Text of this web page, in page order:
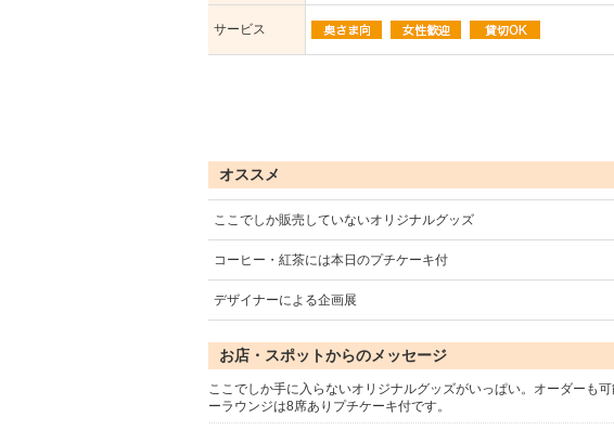
サービス
オススメ
ここでしか販売していないオリジナルグッズ
コーヒー・紅茶には本日のプチケーキ付
デザイナーによる企画展
お店・スポットからのメッセージ
ここでしか手に入らないオリジナルグッズがいっぱい。オーダーも
ーラウンジは8席ありプチケーキ付です。